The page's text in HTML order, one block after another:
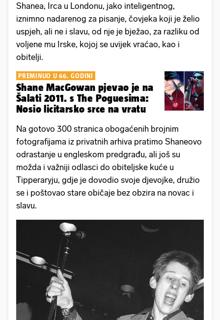
Shanea, Irca u Londonu, jako inteligentnog,
iznimno nadarenog za pisanje, čovjeka koji je želio
uspjeh, ali ne i slavu, od nje je bježao, za razliku od
voljene mu Irske, kojoj se uvijek vraćao, kao i
obitelji.
PREMINUO U 66. GODINI
Shane MacGowan pjevao je na
Šalati 2011. s The Poguesima:
Nosio licitarsko srce na vratu
Na gotovo 300 stranica obogaćenih brojnim
fotografijama iz privatnih arhiva pratimo Shaneovo
odrastanje u engleskom predgrađu, ali još su
možda i važniji odlasci do obiteljske kuće u
Tipperaryju, gdje je dovodio svoje djevojke, družio
se i poštovao stare običaje bez obzira na novac i
slavu.